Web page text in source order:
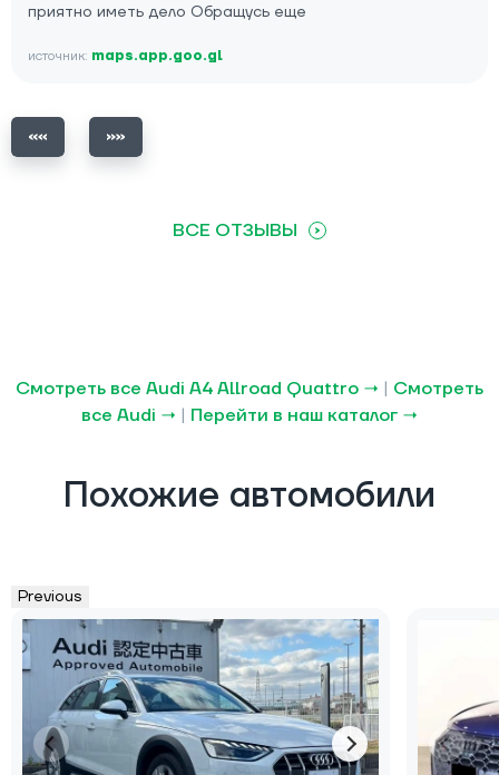
приятно иметь дело Обращусь еще
источник: maps.app.goo.gl
ВСЕ ОТЗЫВЫ
Смотреть все Audi A4 Allroad Quattro → | Смотреть
все Audi → | Перейти в наш каталог →
Похожие автомобили
Previous